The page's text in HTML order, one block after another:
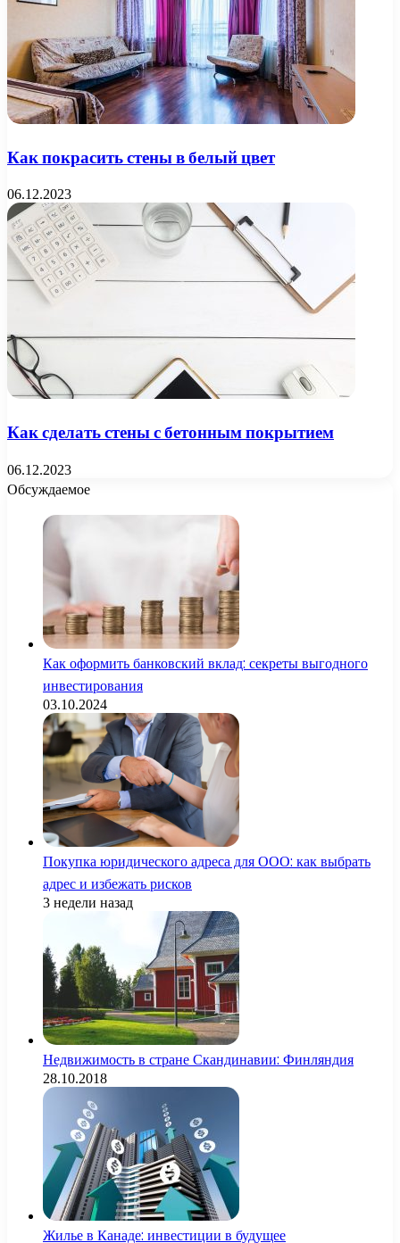
Как покрасить стены в белый цвет
06.12.2023
Как сделать стены с бетонным покрытием
06.12.2023
Обсуждаемое
Как оформить банковский вклад: секреты выгодного
инвестирования
03.10.2024
Покупка юридического адреса для ООО: как выбрать
адрес и избежать рисков
3 недели назад
Недвижимость в стране Скандинавии: Финляндия
28.10.2018
Жилье в Канаде: инвестиции в будущее